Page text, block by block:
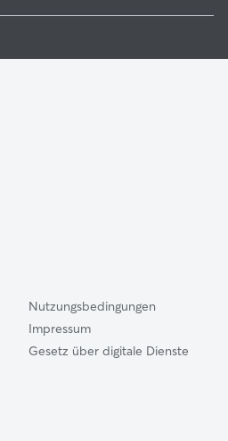
Nutzungsbedingungen
Impressum
Gesetz über digitale Dienste